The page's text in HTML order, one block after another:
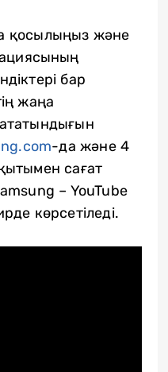
қосылыңыз және
бар
жаңа
-да және 4
сағат
– YouTube
көрсетіледі.